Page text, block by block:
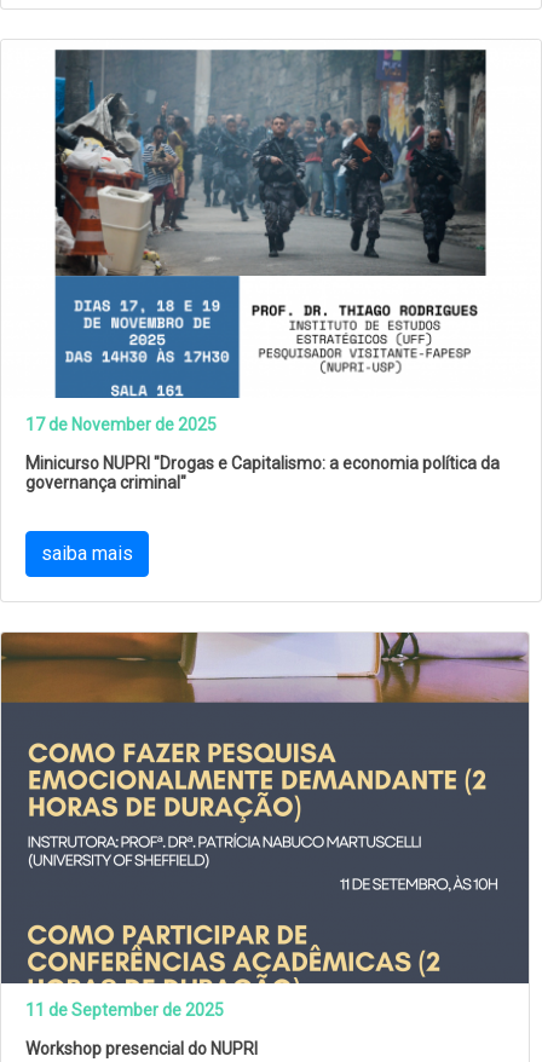
17 de November de 2025
Minicurso NUPRI "Drogas e Capitalismo: a economia política da
governança criminal"
saiba mais
11 de September de 2025
Workshop presencial do NUPRI